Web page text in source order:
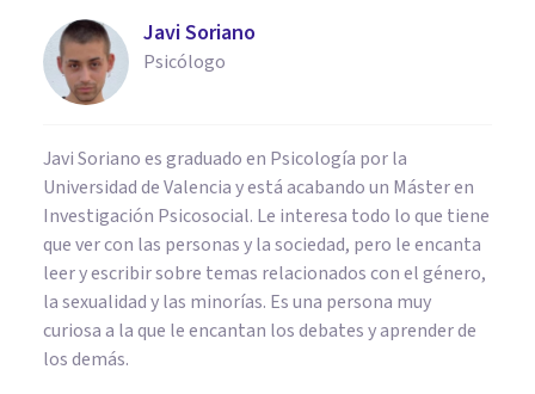
Javi Soriano
Psicólogo
Javi Soriano es graduado en Psicología por la
Universidad de Valencia y está acabando un Máster en
Investigación Psicosocial. Le interesa todo lo que tiene
que ver con las personas y la sociedad, pero le encanta
leer y escribir sobre temas relacionados con el género,
la sexualidad y las minorías. Es una persona muy
curiosa a la que le encantan los debates y aprender de
los demás.